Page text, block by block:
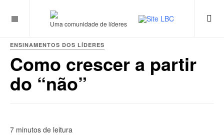
Uma comunidade de líderes
ENSINAMENTOS DOS LÍDERES
Como crescer a partir
do “não”
7 minutos de leitura